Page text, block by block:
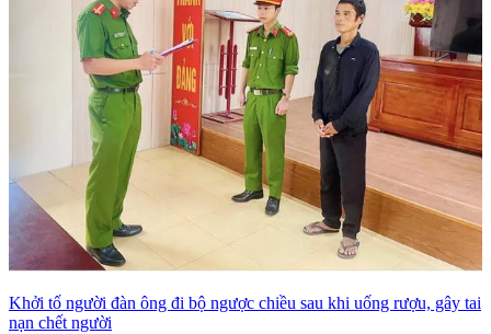
Khởi tố người đàn ông đi bộ ngược chiều sau khi uống rượu, gây tai
nạn chết người